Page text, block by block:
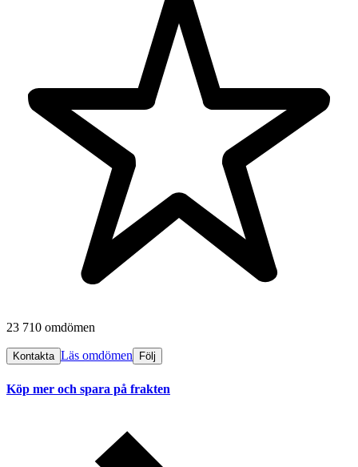
23 710 omdömen
Kontakta Läs omdömen Följ
Köp mer och spara på frakten